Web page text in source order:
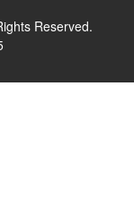
Reserved.